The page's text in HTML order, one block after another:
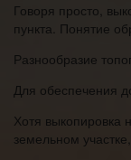
Говоря просто,
пункта. Понятие
Разнообразие
Для обеспечения
Хотя выкопировка
земельном